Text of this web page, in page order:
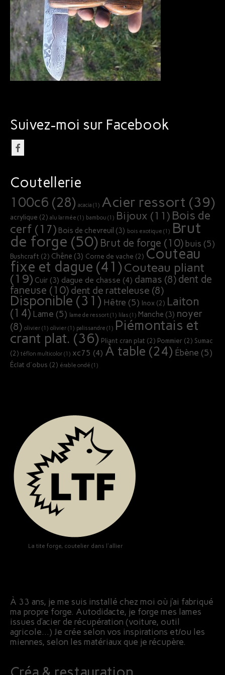
Bijoux
Suivez-moi sur Facebook
Coutellerie
100c6 (28) acacia (1) Acier ressort (39)
acrylique (2) alu larmée (1) bambou (1) Bijoux (11) Bois de
cerf (17) Bois de chevreuil (3) bois exotique (1) Brut
de forge (50) Brut de forge (10) buis (5)
Bushcraft (2) Chêne (3) Corne de vache (2) Couteau
fixe et dague (41) Couteau pliant
(19) Cuir (3) dague de chasse (4) damas (8) dent de
faneuse (10) dent de ratteleuse (8)
Disponible (31) Hêtre (5) Inox (2) Laiton
(14) Lame (5) lame de ressort (1) lilas (1) Manche (3) noyer
(8) olivier (1) olivier (1) palissandre (1) Piémontais et
crant plat. (36) Pliant cran plat (2) Pommier (2) Sumac
(2) téflon multicolor (1) xc75 (4) À table (24) Ébène (5)
Éclat d'obus (2) érable ondé (1)
La tite forge, coutelier dans l'allier
À 33 ans, je me suis installé chez moi où j’ai fabriqué
ma propre forge. Autodidacte, je forge mes lames
issues d’acier de récupération (voiture, outil
agricole…) Je crée selon vos inspirations et/ou les
miennes, selon les matériaux que je récupère.